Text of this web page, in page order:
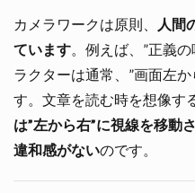
カメラワークは原則、
人間
ています。例えば、”正義
ラクターは通常、”画面左
す。文章を読む時を想像す
は”左から右”に視線を移動
違和感がないのです。